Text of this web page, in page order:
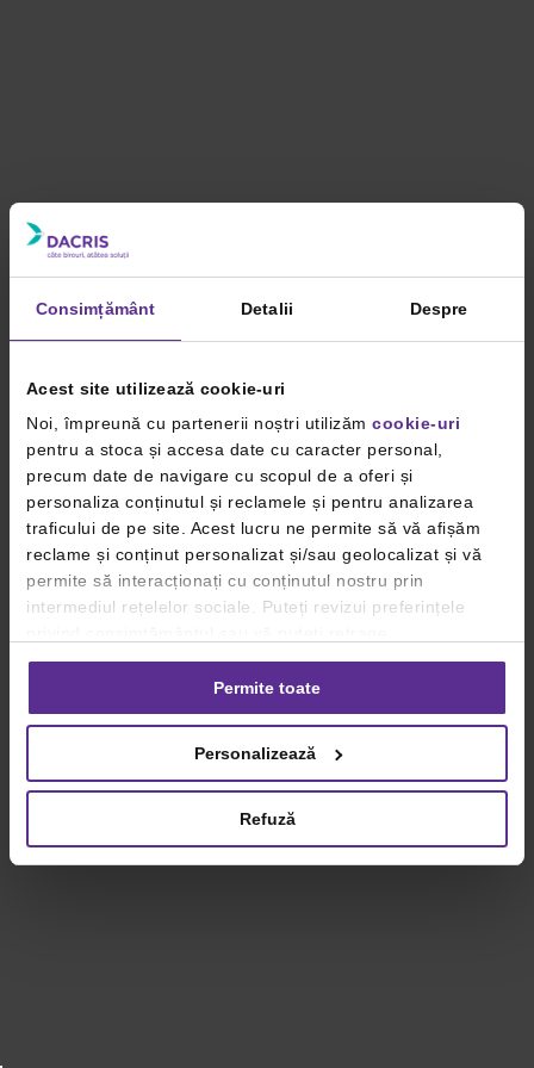
Consimțământ Detalii Despre
Acest site utilizează cookie-uri
Noi, împreună cu partenerii noștri utilizăm cookie-uri
pentru a stoca și accesa date cu caracter personal,
precum date de navigare cu scopul de a oferi și
personaliza conținutul și reclamele și pentru analizarea
traficului de pe site. Acest lucru ne permite să vă afișăm
reclame și conținut personalizat și/sau geolocalizat și vă
permite să interacționați cu conținutul nostru prin
intermediul rețelelor sociale. Puteți revizui preferințele
consimțământul oricând, făcând click pe linkul către
setările dvs. de cookie-uri.
privind utilizarea modulelor cookie.Detalii
Permite toate
Personalizează
Refuză